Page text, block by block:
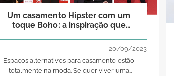
Um casamento Hipster com um
toque Boho: a inspiração que
20/09/2023
Espaços alternativos para casamento estão
totalmente na moda. Se quer viver uma